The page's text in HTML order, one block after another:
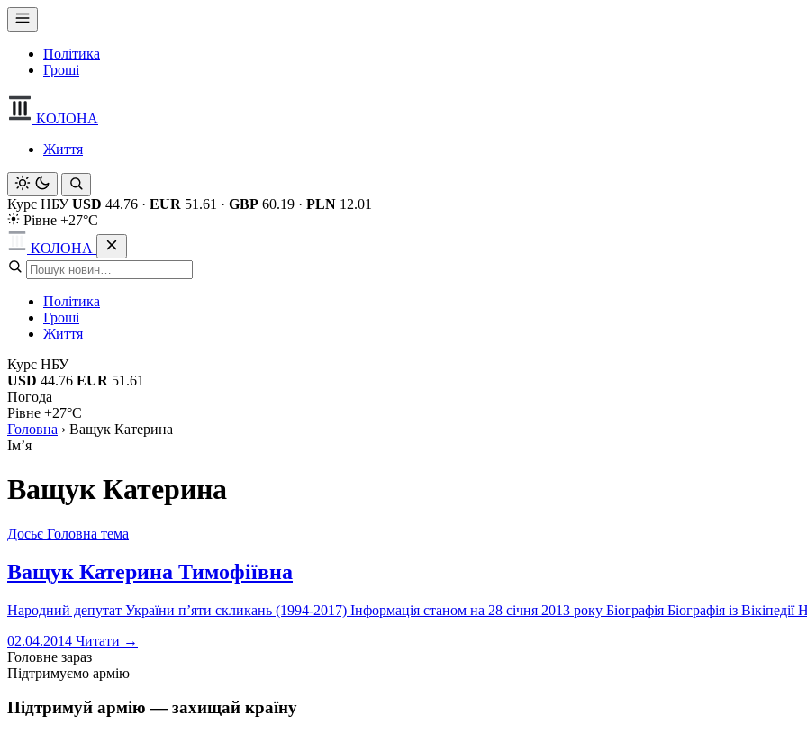
Політика
Гроші
КОЛОНА
Життя
Курс НБУ USD 44.76 · EUR 51.61 · GBP 60.19 · PLN 12.01
Рівне +27°C
КОЛОНА
Політика
Гроші
Життя
Курс НБУ
USD 44.76 EUR 51.61
Погода
Рівне +27°C
Головна › Ващук Катерина
Імʼя
Ващук Катерина
Досьє Головна тема
Ващук Катерина Тимофіївна
Народний депутат України п’яти скликань (1994-2017) Інформація станом на 28 січня 2013 року Біографія Біографія із
02.04.2014 Читати →
Головне зараз
Підтримуємо армію
Підтримуй армію — захищай країну